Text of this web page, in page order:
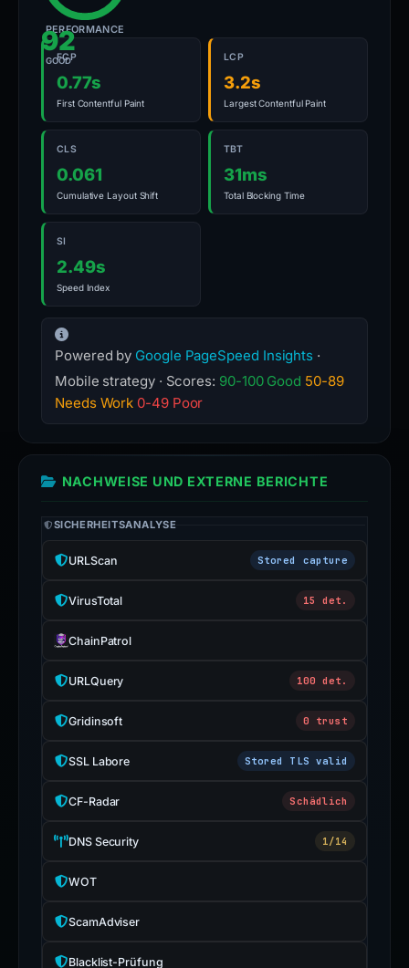
92
GOOD
PERFORMANCE
FCP
0.77s
First Contentful Paint
LCP
3.2s
Largest Contentful Paint
CLS
0.061
Cumulative Layout Shift
TBT
31ms
Total Blocking Time
SI
2.49s
Speed Index
Powered by Google PageSpeed Insights ·
Mobile strategy · Scores: 90-100 Good 50-89
Needs Work 0-49 Poor
NACHWEISE UND EXTERNE BERICHTE
SICHERHEITSANALYSE
URLScan Stored capture
VirusTotal 15 det.
ChainPatrol
URLQuery 100 det.
Gridinsoft 0 trust
SSL Labore Stored TLS valid
CF-Radar Schädlich
DNS Security 1/14
WOT
ScamAdviser
Blacklist-Prüfung